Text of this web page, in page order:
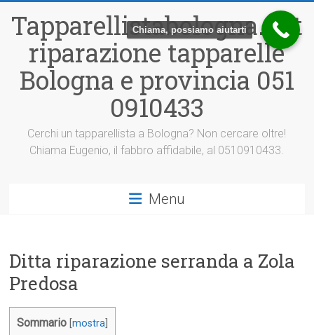
contenuto
Tapparellistabologna.net
riparazione tapparelle
Bologna e provincia 051
0910433
Cerchi un tapparellista a Bologna? Non cercare oltre!
Chiama Eugenio, il fabbro affidabile, al 0510910433.
Menu
Ditta riparazione serranda a Zola
Predosa
Sommario [mostra
Chiama, possiamo aiutarti